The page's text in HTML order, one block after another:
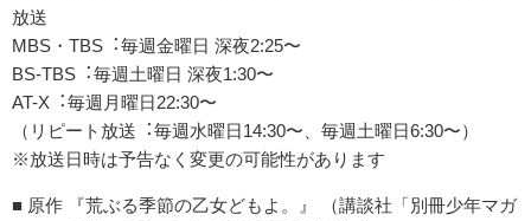
放送
MBS・TBS︓毎週⾦曜⽇ 深夜2:25〜
BS-TBS︓毎週⼟曜⽇ 深夜1:30〜
AT-X︓毎週⽉曜⽇22:30〜
（リピート放送︓毎週⽔曜⽇14:30〜、毎週⼟曜⽇6:30〜）
※放送⽇時は予告なく変更の可能性があります
■ 原作 『荒ぶる季節の⼄⼥どもよ。』 （講談社「別冊少年マガ